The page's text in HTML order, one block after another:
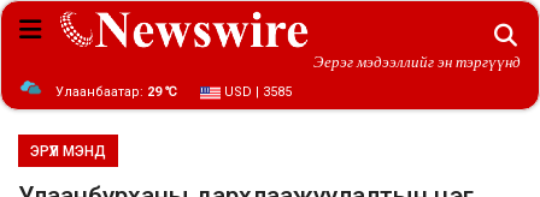
Эерэг мэдээллийг эн тэргүүнд
Улаанбаатар: 29 ℃ USD | 3585
ЭРҮҮЛ МЭНД